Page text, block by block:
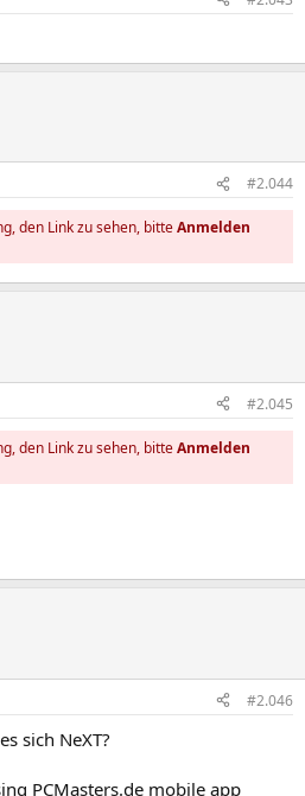
#2.044
den Link zu sehen, bitteAnmelden
#2.045
den Link zu sehen, bitteAnmelden
#2.046
sich NeXT?
PCMasters.de mobile app